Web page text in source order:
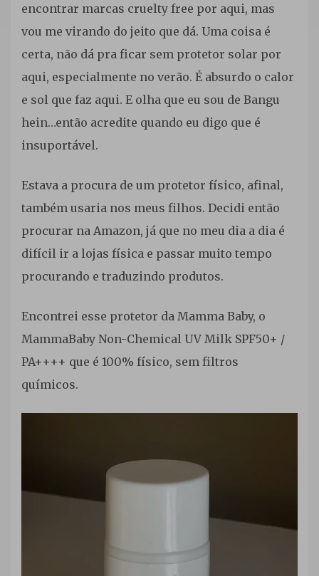
encontrar marcas cruelty free por aqui, mas
vou me virando do jeito que dá. Uma coisa é
certa, não dá pra ficar sem protetor solar por
aqui, especialmente no verão. É absurdo o calor
e sol que faz aqui. E olha que eu sou de Bangu
hein…então acredite quando eu digo que é
insuportável.
Estava a procura de um protetor físico, afinal,
também usaria nos meus filhos. Decidi então
procurar na Amazon, já que no meu dia a dia é
difícil ir a lojas física e passar muito tempo
procurando e traduzindo produtos.
Encontrei esse protetor da Mamma Baby, o
MammaBaby Non-Chemical UV Milk SPF50+ /
PA++++ que é 100% físico, sem filtros
químicos.